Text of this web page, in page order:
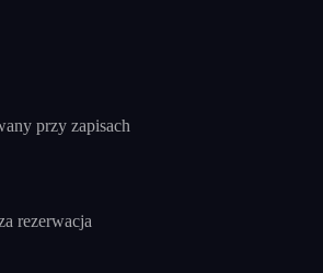
przy zapisach
rezerwacja